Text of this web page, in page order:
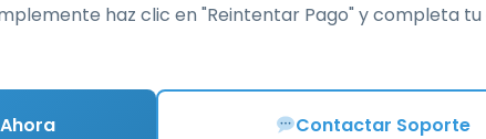
haz clic en "Reintentar Pago" y completa
Contactar Soporte